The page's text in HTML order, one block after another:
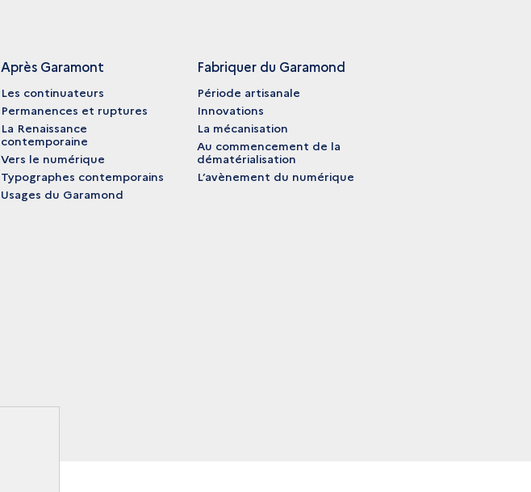
Après Garamont
Les continuateurs
Permanences et ruptures
La Renaissance
contemporaine
Vers le numérique
Typographes contemporains
Usages du Garamond
Fabriquer du Garamond
Période artisanale
Innovations
La mécanisation
Au commencement de la
dématérialisation
L’avènement du numérique